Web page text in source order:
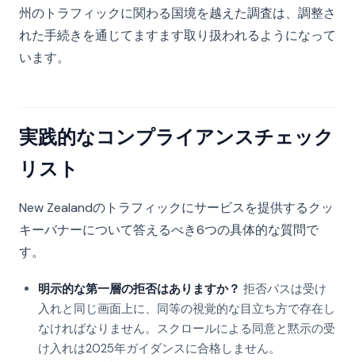
州のトラフィックに関わる国境を越えた調査は、調整さ
れた手続きを通じてますます取り扱われるようになって
います。
実践的なコンプライアンスチェック
リスト
New Zealandのトラフィックにサービスを提供するクッ
キーバナーについて答えるべき6つの具体的な質問で
す。
明示的な第一層の拒否はありますか？ 拒否パスは受け
入れと同じ画面上に、同等の視覚的な目立ち方で存在し
なければなりません。スクロールによる同意と黙示の受
け入れは2025年ガイダンスに合格しません。